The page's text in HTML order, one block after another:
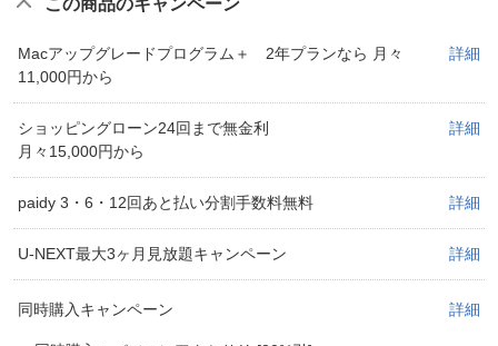
Macアップグレードプログラム＋ 2年プランなら 月々
11,000円から
詳細
ショッピングローン24回まで無金利
月々15,000円から
詳細
paidy 3・6・12回あと払い分割手数料無料 詳細
U-NEXT最大3ヶ月見放題キャンペーン 詳細
同時購入キャンペーン 詳細